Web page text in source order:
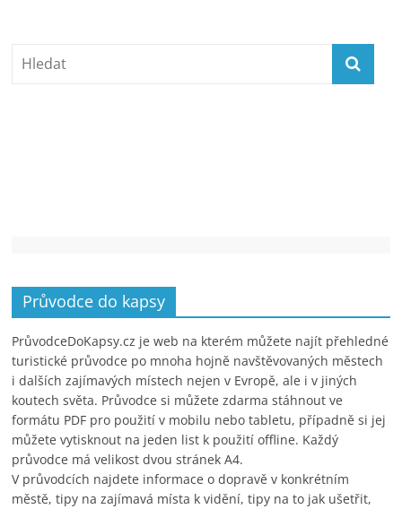
Průvodce do kapsy
PrůvodceDoKapsy.cz je web na kterém můžete najít přehledné
turistické průvodce po mnoha hojně navštěvovaných městech
i dalších zajímavých místech nejen v Evropě, ale i v jiných
koutech světa. Průvodce si můžete zdarma stáhnout ve
formátu PDF pro použití v mobilu nebo tabletu, případně si jej
můžete vytisknout na jeden list k použití offline. Každý
průvodce má velikost dvou stránek A4.
V průvodcích najdete informace o dopravě v konkrétním
městě, tipy na zajímavá místa k vidění, tipy na to jak ušetřit,